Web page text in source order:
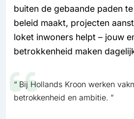
buiten de gebaande paden
beleid maakt, projecten
loket inwoners helpt – jouw
betrokkenheid maken
Bij Hollands Kroon werken
betrokkenheid en ambitie.